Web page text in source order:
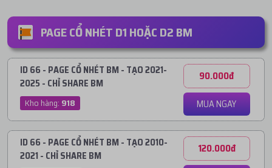
PAGE CỔ NHÉT D1 HOẶC D2 BM
ID 66 - PAGE CỔ NHÉT BM - TẠO 2021-
2025 - CHỈ SHARE BM
Kho hàng: 918
90.000đ
MUA NGAY
ID 66 - PAGE CỔ NHÉT BM - TẠO 2010-
2021 - CHỈ SHARE BM
120.000đ